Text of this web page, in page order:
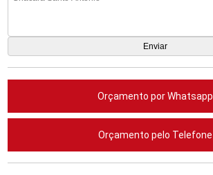
Orçamento por Whatsapp
Orçamento pelo Telefone